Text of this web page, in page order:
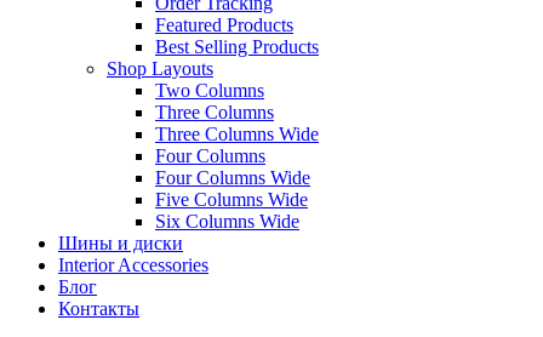
Featured Products
Best Selling Products
Shop Layouts
Two Columns
Three Columns
Three Columns Wide
Four Columns
Four Columns Wide
Five Columns Wide
Six Columns Wide
Шины и диски
Interior Accessories
Блог
Контакты